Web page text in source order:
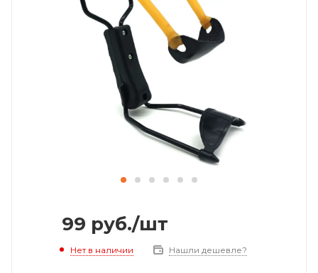
99 руб./шт
Нет в наличии Нашли дешевле?